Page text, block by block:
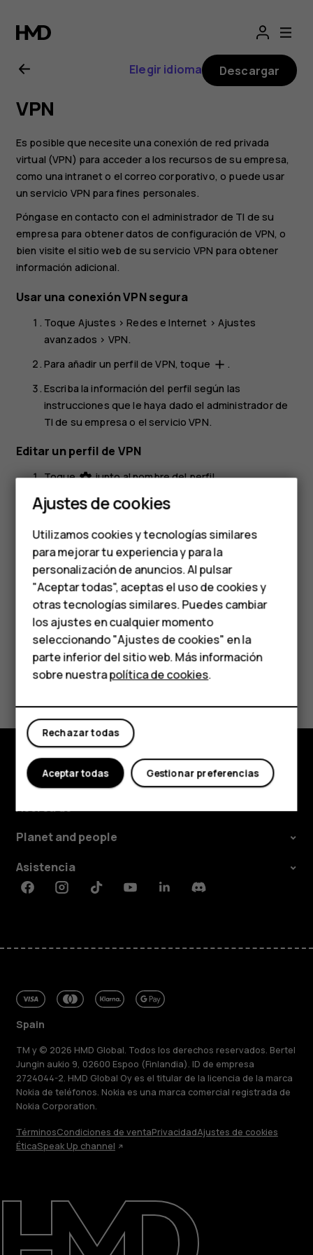
Guía
del
usuario
de
Nokia
G21
Smartphones
Teléfonos clásicos
Teléfonos para
personas mayores
Accesorios
HMD Terra M
Para empresas
Tabletas
Tienda
Mi cuenta
Reparar, reutilizar, reciclar
Sostenibilidad
Asistencia
Elegir idioma Descargar
VPN
Es posible que necesite una conexión de red privada
virtual (VPN) para acceder a los recursos de su empresa,
como una intranet o el correo corporativo, o puede usar
un servicio VPN para fines personales.
Póngase en contacto con el administrador de TI de su
empresa para obtener datos de configuración de VPN, o
bien visite el sitio web de su servicio VPN para obtener
información adicional.
Usar una conexión VPN segura
Toque Ajustes >Redes e Internet > Ajustes
avanzados > VPN.
Para añadir un perfil de VPN, toque add .
Escriba la información del perfil según las
instrucciones que le haya dado el administrador de
TI de su empresa o el servicio VPN.
Editar un perfil de VPN
Toquesettingsjunto al nombre del perfil.
Cambie la información como corresponda.
Eliminar un perfil de VPN
Toquesettingsjunto al nombre del perfil.
Toque
BORRAR
¿Te ha parecido útil?
Tienda
Acerca de
Planet and people
Asistencia
FacebookInstagramTiktokYoutubeLinkedinDiscord
Spain
TM y © 2026 HMD Global. Todos los derechos reservados. Bertel
Jungin aukio 9, 02600 Espoo (Finlandia). ID de empresa
2724044-2. HMD Global Oy es el titular de la licencia de la marca
Nokia de teléfonos. Nokia es una marca comercial registrada de
Nokia Corporation.
TérminosCondiciones de ventaPrivacidadAjustes de cookies
ÉticaSpeak Up channel
Ajustes de cookies
Utilizamos cookies y tecnologías similares
para mejorar tu experiencia y para la
personalización de anuncios. Al pulsar
"Aceptar todas", aceptas el uso de cookies y
otras tecnologías similares. Puedes cambiar
los ajustes en cualquier momento
seleccionando "Ajustes de cookies" en la
parte inferior del sitio web. Más información
sobre nuestrapolítica de cookies.
Rechazar todas
Gestionar preferencias
Aceptar todas